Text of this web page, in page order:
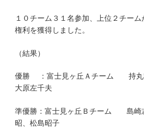
１０チーム３１名参加、上位２チー
権利を獲得しました。
（結果）
優勝 ：富士見ヶ丘Ａチーム 持丸
大原左千夫
準優勝：富士見ヶ丘Ｂチーム 島崎
昭、松島昭子